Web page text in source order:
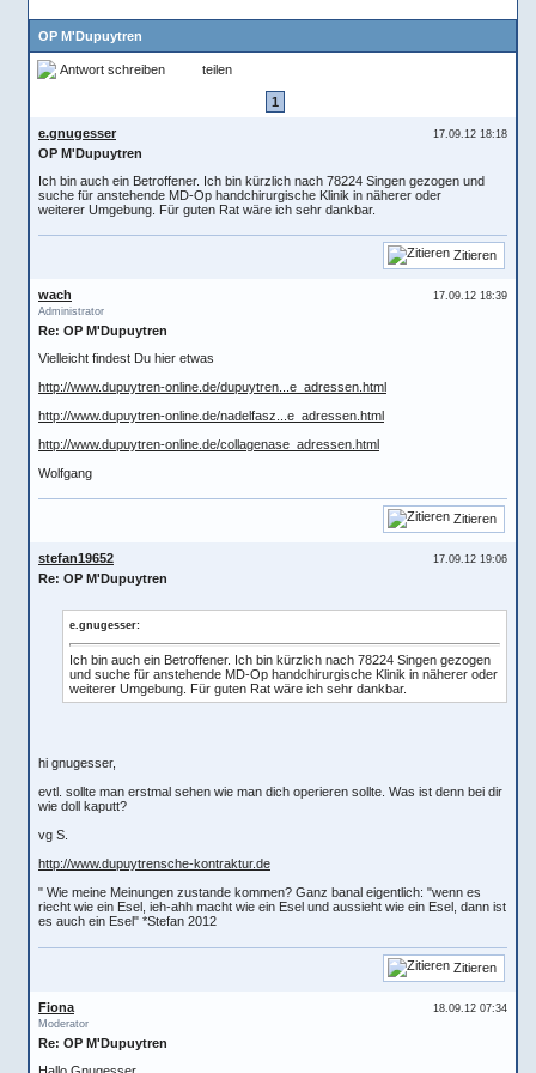
OP M'Dupuytren
Antwort schreiben teilen
1
17.09.12 18:18
e.gnugesser
OP M'Dupuytren
Ich bin auch ein Betroffener. Ich bin kürzlich nach 78224 Singen gezogen und
suche für anstehende MD-Op handchirurgische Klinik in näherer oder
weiterer Umgebung. Für guten Rat wäre ich sehr dankbar.
Zitieren
17.09.12 18:39
wach
Administrator
Re: OP M'Dupuytren
Vielleicht findest Du hier etwas
http://www.dupuytren-online.de/dupuytren...e_adressen.html
http://www.dupuytren-online.de/nadelfasz...e_adressen.html
http://www.dupuytren-online.de/collagenase_adressen.html
Wolfgang
Zitieren
17.09.12 19:06
stefan19652
Re: OP M'Dupuytren
e.gnugesser:
Ich bin auch ein Betroffener. Ich bin kürzlich nach 78224 Singen gezogen
und suche für anstehende MD-Op handchirurgische Klinik in näherer oder
weiterer Umgebung. Für guten Rat wäre ich sehr dankbar.
hi gnugesser,
evtl. sollte man erstmal sehen wie man dich operieren sollte. Was ist denn bei dir
wie doll kaputt?
vg S.
http://www.dupuytrensche-kontraktur.de
" Wie meine Meinungen zustande kommen? Ganz banal eigentlich: "wenn es
riecht wie ein Esel, ieh-ahh macht wie ein Esel und aussieht wie ein Esel, dann ist
es auch ein Esel" *Stefan 2012
Zitieren
18.09.12 07:34
Fiona
Moderator
Re: OP M'Dupuytren